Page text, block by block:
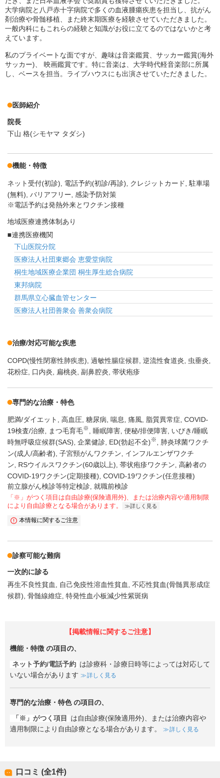
大学病院と八戸赤十字病院で多くの血液腫瘍疾患を担当し、抗がん
剤治療や骨髄移植、また終末期医療を経験させていただきました。
一般内科にもこれらの経験と知識がお役に立てるのではないかと考
えています。
私のプライベートな面ですが、趣味は音楽鑑賞、サッカー鑑賞(海外
サッカー)、 映画鑑賞です。特に音楽は、大学時代軽音楽部に所属
し、ベースを担当。ライブハウスにも出演させていただきました。
医師紹介
院長
下山 格(シモヤマ タダシ)
機能・特徴
ネット受付(初診) 電話予約(初診/再診) クレジットカード
駐車場
(無料) バリアフリー 感染予防対策
※電話予約は発熱外来とワクチン接種
地域医療連携体制あり
連携医療機関
下山医院分院
医療法人社団東郷会 恵愛堂病院
桐生地域医療企業団 桐生厚生総合病院
東邦病院
群馬県立心臓血管センター
医療法人社団善衆会 善衆会病院
治療/対応可能な疾患
COPD(慢性閉塞性肺疾患) 過敏性腸症候群 逆流性食道炎
虫垂炎
花粉症
口内炎 扁桃炎 副鼻腔炎 帯状疱疹
専門的な治療・特色
肥満/ダイエット 高血圧 糖尿病 喘息 痛風 脂質異常症 COVID-
19検査/治療
まつ毛育毛※ 睡眠障害 便秘/排便障害 いびき/睡眠
時無呼吸症候群(SAS) 企業健診 ED(勃起不全)※
肺炎球菌ワクチ
ン(成人/高齢者) 子宮頸がんワクチン
インフルエンザワクチ
ン
RSウイルスワクチン(60歳以上) 帯状疱疹ワクチン 高齢者の
COVID-19ワクチン(定期接種) COVID-19ワクチン(任意接種)
前立腺がん検診等特定検診, 就職前検診
「※」がつく項目は自由診療(保険適用外)、または治療内容や適用制限
により自由診療となる場合があります。
詳しく見る
本情報に関するご注意
診察可能な難病
一次的に診る
再生不良性貧血
自己免疫性溶血性貧血
不応性貧血(骨髄異形成症
候群) 骨髄線維症 特発性血小板減少性紫斑病
【掲載情報に関するご注意】
機能・特徴 の項目の、
ネット予約/電話予約 は診療科・診療日時等によっては対応して
いない場合があります
詳しく見る
専門的な治療・特色の項目の、
「※」がつく項目
は自由診療(保険適用外)、または治療内容や
適用制限により自由診療となる場合があります。
詳しく見る
口コミ (全1件)